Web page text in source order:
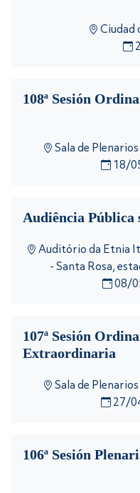
México del 26 de al
primera reunión de
birregional entre la
Ciudad
108ª Sesión
Sala de
18/
Audiência Pública
Auditório da Etnia
- Santa Rosa,
08/
107ª Sesión
Extraordinaria
Sala de
27/
106ª Sesión